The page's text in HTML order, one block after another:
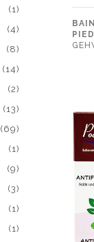
(1)
(4)
(8)
(14)
(2)
(13)
(69)
(1)
(9)
(3)
(1)
(1)